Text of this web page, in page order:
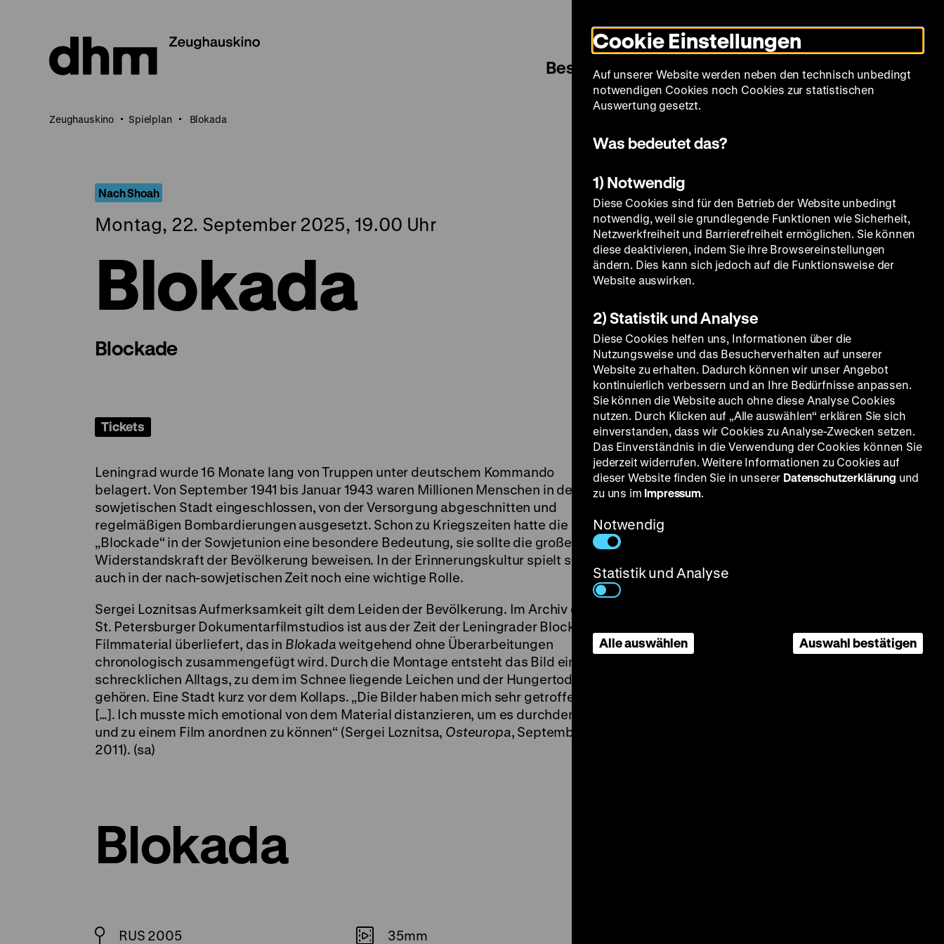
Seiteninhalt
springen
Modus
umschalten
Sprache
Besuch Spielplan Filmreihen Über uns
Zeughauskino Spielplan Blokada
Nach Shoah
Montag, 22. September 2025, 19.00 Uhr
Blokada
Blockade
Tickets
Leningrad wurde 16 Monate lang von Truppen unter deutschem Kommando
belagert. Von September 1941 bis Januar 1943 waren Millionen Menschen in der
sowjetischen Stadt eingeschlossen, von der Versorgung abgeschnitten und
regelmäßigen Bombardierungen ausgesetzt. Schon zu Kriegszeiten hatte die
„Blockade“ in der Sowjetunion eine besondere Bedeutung, sie sollte die große
Widerstandskraft der Bevölkerung beweisen. In der Erinnerungskultur spielt sie
auch in der nach-sowjetischen Zeit noch eine wichtige Rolle.
Sergei Loznitsas Aufmerksamkeit gilt dem Leiden der Bevölkerung. Im Archiv des
St. Petersburger Dokumentarfilmstudios ist aus der Zeit der Leningrader Blockade
Filmmaterial überliefert, das in Blokadaweitgehend ohne Überarbeitungen
chronologisch zusammengefügt wird. Durch die Montage entsteht das Bild eines
schrecklichen Alltags, zu dem im Schnee liegende Leichen und der Hungertod
gehören. Eine Stadt kurz vor dem Kollaps. „Die Bilder haben mich sehr getroffen
[…]. Ich musste mich emotional von dem Material distanzieren, um es durchdenken
und zu einem Film anordnen zu können“ (Sergei Loznitsa, Osteuropa, September
2011). (sa)
Blokada
RUS 2005 35mm
Cookie Einstellungen
Auf unserer Website werden neben den technisch unbedingt
notwendigen Cookies noch Cookies zur statistischen
Auswertung gesetzt.
Was bedeutet das?
1) Notwendig
Diese Cookies sind für den Betrieb der Website unbedingt
notwendig, weil sie grundlegende Funktionen wie Sicherheit,
Netzwerkfreiheit und Barrierefreiheit ermöglichen. Sie können
diese deaktivieren, indem Sie ihre Browsereinstellungen
ändern. Dies kann sich jedoch auf die Funktionsweise der
Website auswirken.
2) Statistik und Analyse
Diese Cookies helfen uns, Informationen über die
Nutzungsweise und das Besucherverhalten auf unserer
Website zu erhalten. Dadurch können wir unser Angebot
kontinuierlich verbessern und an Ihre Bedürfnisse anpassen.
Sie können die Website auch ohne diese Analyse Cookies
nutzen. Durch Klicken auf „Alle auswählen“ erklären Sie sich
einverstanden, dass wir Cookies zu Analyse-Zwecken setzen.
Das Einverständnis in die Verwendung der Cookies können Sie
jederzeit widerrufen. Weitere Informationen zu Cookies auf
dieser Website finden Sie in unserer Datenschutzerklärung und
zu uns im Impressum.
Notwendig
Statistik und Analyse
Alle auswählen Auswahl bestätigen